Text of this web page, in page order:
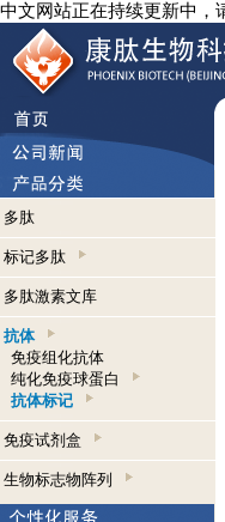
中文网站正在持续更新中
多肽
标记多肽
多肽激素文库
抗体
免疫组化抗体
纯化免疫球蛋白
抗体标记
免疫试剂盒
生物标志物阵列